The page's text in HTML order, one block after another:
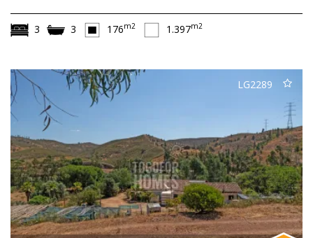
3 3 176m2 1.397m2
LG2289